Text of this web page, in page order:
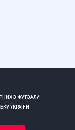
З ФУТЗАЛУ
УКРАЇНИ